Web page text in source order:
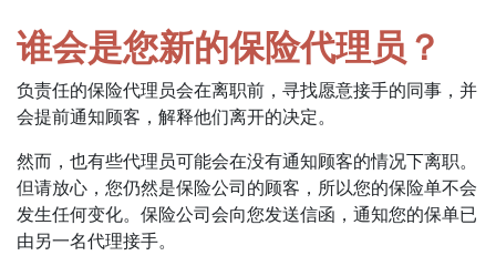
谁会是您新的保险代理员？
负责任的保险代理员会在离职前，寻找愿意接手的同事，并
会提前通知顾客，解释他们离开的决定。
然而，也有些代理员可能会在没有通知顾客的情况下离职。
但请放心，您仍然是保险公司的顾客，所以您的保险单不会
发生任何变化。保险公司会向您发送信函，通知您的保单已
由另一名代理接手。